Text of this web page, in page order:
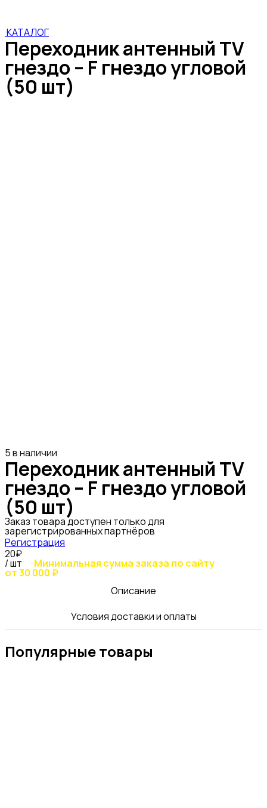
КАТАЛОГ
Переходник антенный TV
гнездо – F гнездо угловой
(50 шт)
5 в наличии
Переходник антенный TV
гнездо – F гнездо угловой
(50 шт)
Заказ товара доступен только для
зарегистрированных партнёров
Регистрация
20₽
/ шт Минимальная сумма заказа по сайту
от 30 000 ₽
Описание
Условия доставки и оплаты
Популярные товары